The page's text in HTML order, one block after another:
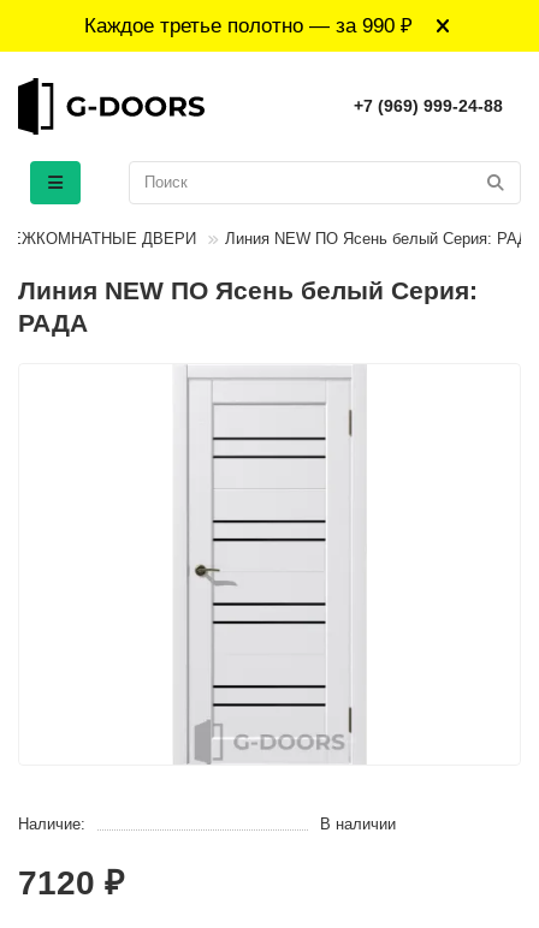
Каждое третье полотно — за 990 ₽
+7 (969) 999-24-88
ДВЕРИ Линия NEW ПО Ясень белый Серия: РАДА
Линия NEW ПО Ясень белый Серия:
РАДА
Наличие: В наличии
7120 ₽